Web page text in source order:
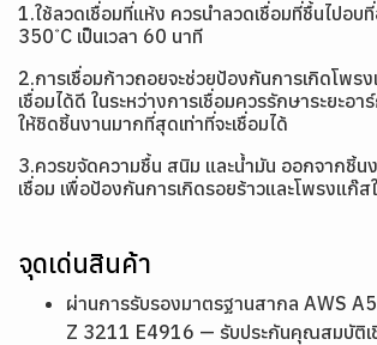
1.ใช้ลวดเชื่อมที่แห้ง ควรนำลวดเชื่อมที่ชื้นไปอ
350 ํC เป็นเวลา 60 นาที
2.การเชื่อมก้าวถอยจะช่วยป้องกันการเกิดโพร
เชื่อมได้ดี ในระหว่างการเชื่อมควรรักษาระยะอา
ให้ชิดชิ้นงานมากที่สุดเท่าที่จะเชื่อมได้
3.ควรขจัดความชื้น สนิม และน้ำมัน ออกจากชิ้น
เชื่อม เพื่อป้องกันการเกิดรอยร้าวและโพรงแก๊ส
จุดเด่นสินค้า
ผ่านการรับรองมาตรฐานสากล AWS
Z 3211 E4916 — รับประกันคุณสมบัติเ